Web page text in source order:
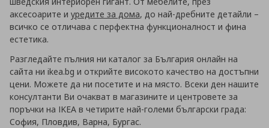
аксесоарите и уредите за дома, до най-дребните детайли –
всичко се отличава с перфектна функционалност и фина
естетика.
Разгледайте пълния ни каталог за България онлайн на
сайта ни ikea.bg и открийте високото качество на достъпни
цени. Можете да ни посетите и на място. Всеки ден нашите
консултанти Ви очакват в магазините и центровете за
поръчки на IKEA в четирите най-големи български града:
София, Пловдив, Варна, Бургас.